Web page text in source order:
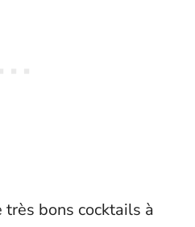
bons cocktails à